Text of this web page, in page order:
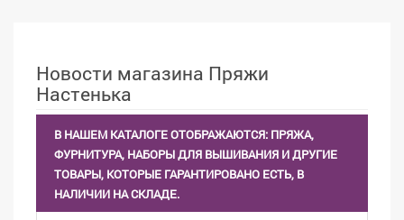
Новости магазина Пряжи
Настенька
В НАШЕМ КАТАЛОГЕ ОТОБРАЖАЮТСЯ: ПРЯЖА,
ФУРНИТУРА, НАБОРЫ ДЛЯ ВЫШИВАНИЯ И ДРУГИЕ
ТОВАРЫ, КОТОРЫЕ ГАРАНТИРОВАНО ЕСТЬ, В
НАЛИЧИИ НА СКЛАДЕ.